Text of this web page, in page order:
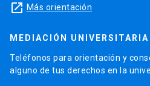
launch Más orientación
MEDIACIÓN UNIVERSITARIA
Teléfonos para orientación y
alguno de tus derechos en la